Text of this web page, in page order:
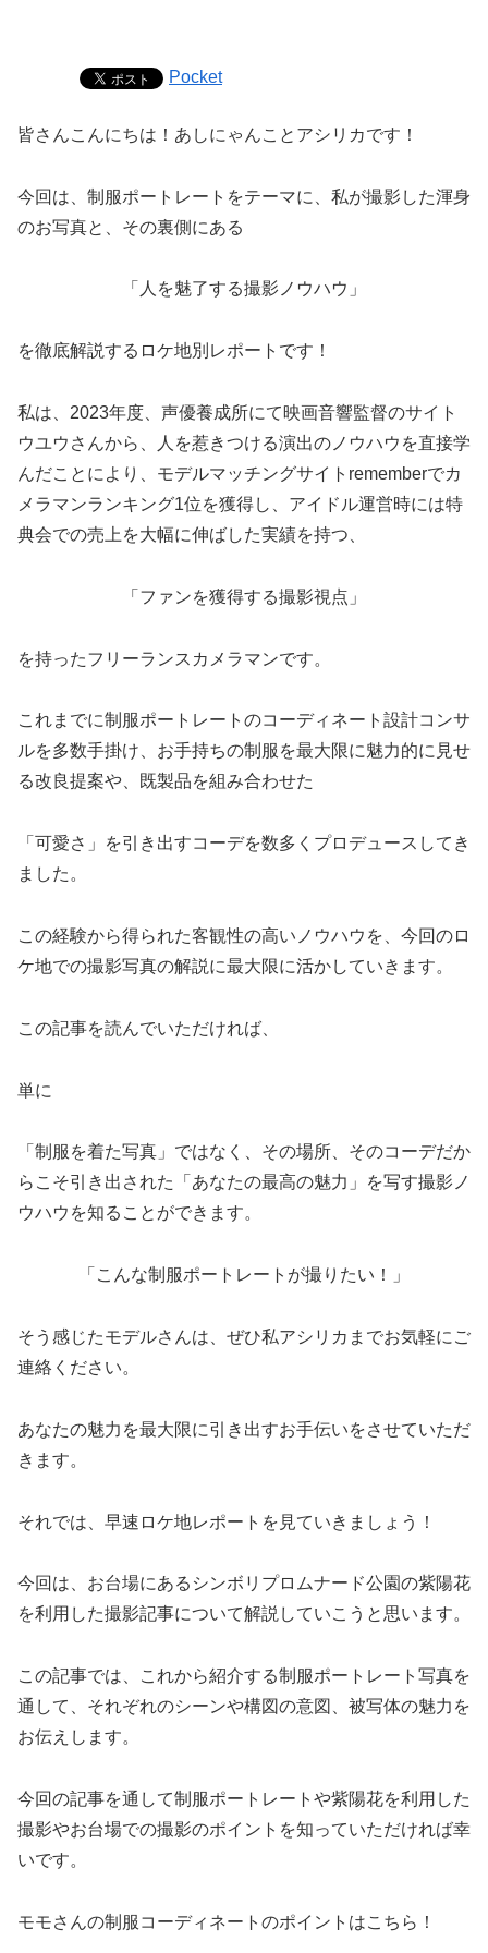
Pocket
皆さんこんにちは！あしにゃんことアシリカです！
今回は、制服ポートレートをテーマに、私が撮影した渾身
のお写真と、その裏側にある
「人を魅了する撮影ノウハウ」
を徹底解説するロケ地別レポートです！
私は、2023年度、声優養成所にて映画音響監督のサイト
ウユウさんから、人を惹きつける演出のノウハウを直接学
んだことにより、モデルマッチングサイトrememberでカ
メラマンランキング1位を獲得し、アイドル運営時には特
典会での売上を大幅に伸ばした実績を持つ、
「ファンを獲得する撮影視点」
を持ったフリーランスカメラマンです。
これまでに制服ポートレートのコーディネート設計コンサ
ルを多数手掛け、お手持ちの制服を最大限に魅力的に見せ
る改良提案や、既製品を組み合わせた
「可愛さ」を引き出すコーデを数多くプロデュースしてき
ました。
この経験から得られた客観性の高いノウハウを、今回のロ
ケ地での撮影写真の解説に最大限に活かしていきます。
この記事を読んでいただければ、
単に
「制服を着た写真」ではなく、その場所、そのコーデだか
らこそ引き出された「あなたの最高の魅力」を写す撮影ノ
ウハウを知ることができます。
「こんな制服ポートレートが撮りたい！」
そう感じたモデルさんは、ぜひ私アシリカまでお気軽にご
連絡ください。
あなたの魅力を最大限に引き出すお手伝いをさせていただ
きます。
それでは、早速ロケ地レポートを見ていきましょう！
今回は、お台場にあるシンボリプロムナード公園の紫陽花
を利用した撮影記事について解説していこうと思います。
この記事では、これから紹介する制服ポートレート写真を
通して、それぞれのシーンや構図の意図、被写体の魅力を
お伝えします。
今回の記事を通して制服ポートレートや紫陽花を利用した
撮影やお台場での撮影のポイントを知っていただければ幸
いです。
モモさんの制服コーディネートのポイントはこちら！